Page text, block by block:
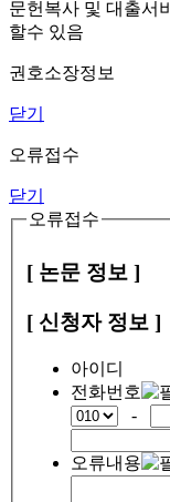
문헌복사 및 대출서
할수 있음
권호소장정보
닫기
오류접수
닫기
오류접수
[ 논문 정보 ]
[ 신청자 정보 ]
아이디
전화번호
-
오류내용